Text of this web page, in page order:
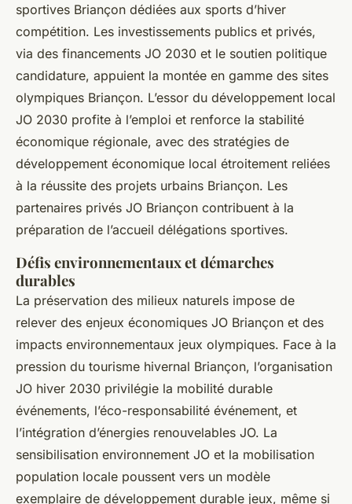
sportives Briançon dédiées aux sports d’hiver
compétition. Les investissements publics et privés,
via des financements JO 2030 et le soutien politique
candidature, appuient la montée en gamme des sites
olympiques Briançon. L’essor du développement local
JO 2030 profite à l’emploi et renforce la stabilité
économique régionale, avec des stratégies de
développement économique local étroitement reliées
à la réussite des projets urbains Briançon. Les
partenaires privés JO Briançon contribuent à la
préparation de l’accueil délégations sportives.
Défis environnementaux et démarches
durables
La préservation des milieux naturels impose de
relever des enjeux économiques JO Briançon et des
impacts environnementaux jeux olympiques. Face à la
pression du tourisme hivernal Briançon, l’organisation
JO hiver 2030 privilégie la mobilité durable
événements, l’éco-responsabilité événement, et
l’intégration d’énergies renouvelables JO. La
sensibilisation environnement JO et la mobilisation
population locale poussent vers un modèle
exemplaire de développement durable jeux, même si